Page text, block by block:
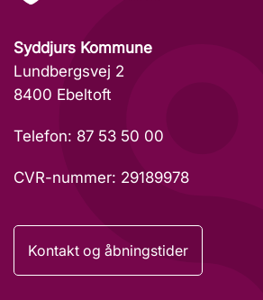
Syddjurs Kommune
Lundbergsvej 2
8400 Ebeltoft
Telefon: 87 53 50 00
CVR-nummer: 29189978
Kontakt og åbningstider